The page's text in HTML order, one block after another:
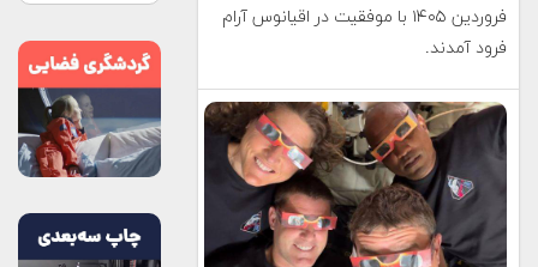
فروردین ۱۴۰۵ با موفقیت در اقیانوس آرام
فرود آمدند.